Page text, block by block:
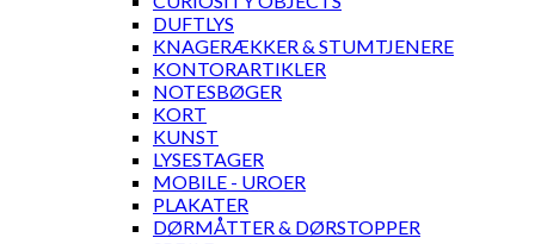
DUFTLYS
KNAGERÆKKER & STUMTJENERE
KONTORARTIKLER
NOTESBØGER
KORT
KUNST
LYSESTAGER
MOBILE - UROER
PLAKATER
DØRMÅTTER & DØRSTOPPER